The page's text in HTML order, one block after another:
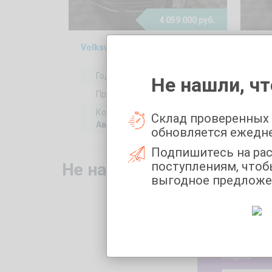
4 059 000 руб.
Volkswagen Touareg 2, 2019
Год выпуска:
Пробег:
128687 км
Коробка передач:
Автоматическая
Не нашли то, что
Укажите
Марка
Не нашли,
Склад
обновляется
Подпишитесь на
поступлениям,
выгодное